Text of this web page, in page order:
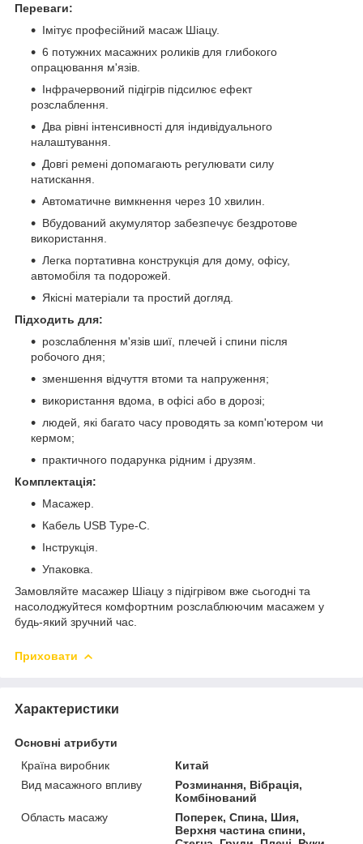
Переваги:
Імітує професійний масаж Шіацу.
6 потужних масажних роликів для глибокого
опрацювання м'язів.
Інфрачервоний підігрів підсилює ефект
розслаблення.
Два рівні інтенсивності для індивідуального
налаштування.
Довгі ремені допомагають регулювати силу
натискання.
Автоматичне вимкнення через 10 хвилин.
Вбудований акумулятор забезпечує бездротове
використання.
Легка портативна конструкція для дому, офісу,
автомобіля та подорожей.
Якісні матеріали та простий догляд.
Підходить для:
розслаблення м'язів шиї, плечей і спини після
робочого дня;
зменшення відчуття втоми та напруження;
використання вдома, в офісі або в дорозі;
людей, які багато часу проводять за комп'ютером чи
кермом;
практичного подарунка рідним і друзям.
Комплектація:
Масажер.
Кабель USB Type-C.
Інструкція.
Упаковка.
Замовляйте масажер Шіацу з підігрівом вже сьогодні та
насолоджуйтеся комфортним розслаблюючим масажем у
будь-який зручний час.
Приховати
Характеристики
Основні атрибути
Країна виробник
Китай
Вид масажного впливу
Розминання, Вібрація,
Комбінований
Область масажу
Поперек, Спина, Шия,
Верхня частина спини,